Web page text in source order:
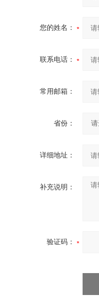
您的姓名：
联系电话：
常用邮箱：
省份：
详细地址：
补充说明：
验证码：